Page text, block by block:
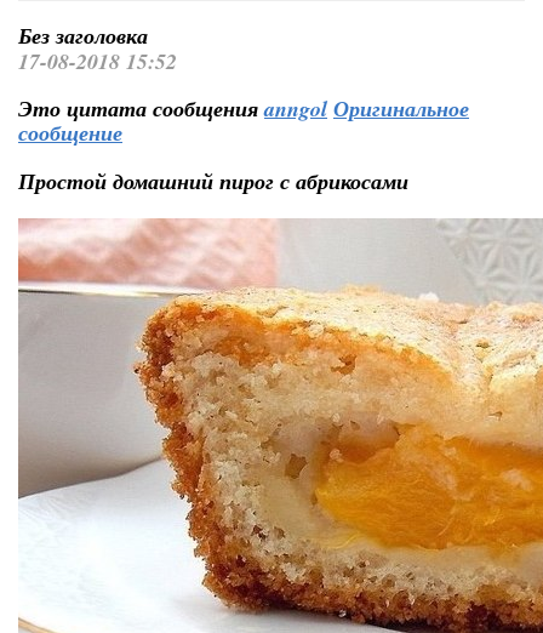
Без заголовка
17-08-2018 15:52
Это цитата сообщенияanngol Оригинальное
сообщение
Простой домашний пирог с абрикосами